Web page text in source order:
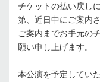
チケットの払い戻し
第、近⽇中にご案内
ご案内までお⼿元の
願い申し上げます。
本公演を予定してい